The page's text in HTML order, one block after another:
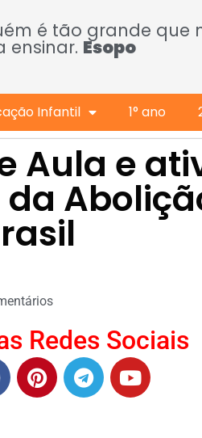
é tão grande que
ensinar. Esopo
Infantil 1° ano
Aula e
da
Redes Sociais